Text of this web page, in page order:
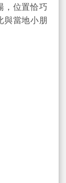
，位置恰巧
與當地小朋